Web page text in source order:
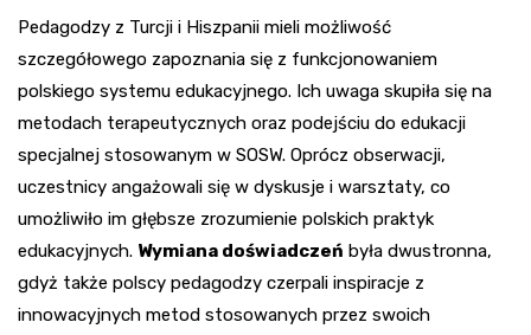
Pedagodzy z Turcji i Hiszpanii mieli możliwość
szczegółowego zapoznania się z funkcjonowaniem
polskiego systemu edukacyjnego. Ich uwaga skupiła się na
metodach terapeutycznych oraz podejściu do edukacji
specjalnej stosowanym w SOSW. Oprócz obserwacji,
uczestnicy angażowali się w dyskusje i warsztaty, co
umożliwiło im głębsze zrozumienie polskich praktyk
edukacyjnych. Wymiana doświadczeń była dwustronna,
gdyż także polscy pedagodzy czerpali inspiracje z
innowacyjnych metod stosowanych przez swoich